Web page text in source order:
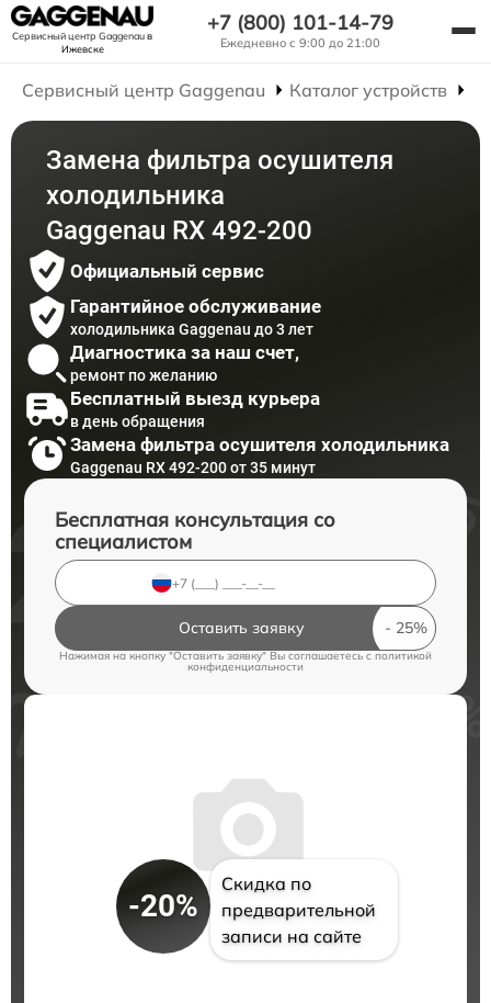
Сервисный центр Gaggenauв
Ижевске
+7 (800) 101-14-79
Ежедневно с 9:00 до 21:00
Сервисный центр Gaggenau Каталог устройств
Замена фильтра осушителя
холодильника
Gaggenau RX 492-200
Официальный сервис
Гарантийное обслуживание
холодильника Gaggenau до 3 лет
Диагностика за наш счет,
ремонт по желанию
Бесплатный выезд курьера
в день обращения
Замена фильтра осушителя холодильника
Gaggenau RX 492-200 от 35 минут
Бесплатная консультация со
специалистом
Оставить заявку
Нажимая на кнопку "Оставить заявку" Вы соглашаетесь c политикой
конфиденциальности
-20%
Скидка по
предварительной
записи на сайте